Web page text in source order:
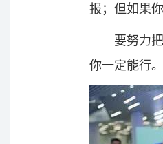
报；但如果
要努力
你一定能行。